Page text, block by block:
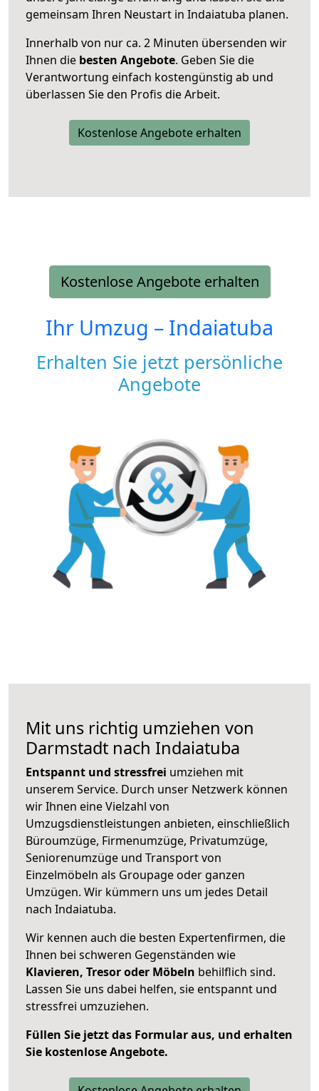
gemeinsam Ihren Neustart in Indaiatuba planen.
Innerhalb von nur ca. 2 Minuten übersenden wir
Ihnen die besten Angebote. Geben Sie die
Verantwortung einfach kostengünstig ab und
überlassen Sie den Profis die Arbeit.
Kostenlose Angebote erhalten
Kostenlose Angebote erhalten
Ihr Umzug – Indaiatuba
Erhalten Sie jetzt persönliche
Angebote
Mit uns richtig umziehen von
Darmstadt nach Indaiatuba
Entspannt und stressfrei umziehen mit
unserem Service. Durch unser Netzwerk können
wir Ihnen eine Vielzahl von
Umzugsdienstleistungen anbieten, einschließlich
Büroumzüge, Firmenumzüge, Privatumzüge,
Seniorenumzüge und Transport von
Einzelmöbeln als Groupage oder ganzen
Umzügen. Wir kümmern uns um jedes Detail
nach Indaiatuba.
Wir kennen auch die besten Expertenfirmen, die
Ihnen bei schweren Gegenständen wie
Klavieren, Tresor oder Möbeln behilflich sind.
Lassen Sie uns dabei helfen, sie entspannt und
stressfrei umzuziehen.
Füllen Sie jetzt das Formular aus, und erhalten
Sie kostenlose Angebote.